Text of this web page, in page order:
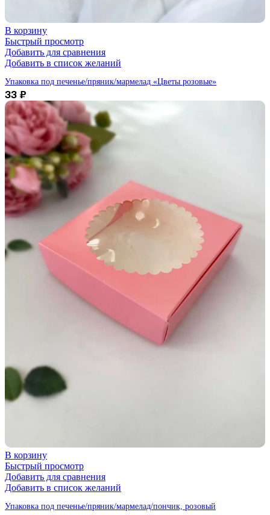
В корзину
Быстрый просмотр
Добавить для сравнения
Добавить в список желаний
Упаковка под печенье/пряник/мармелад «Цветы розовые»
33 ₽
В корзину
Быстрый просмотр
Добавить для сравнения
Добавить в список желаний
Упаковка под печенье/пряник/мармелад/пончик, розовый